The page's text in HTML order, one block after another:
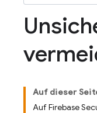
Auf dieser
Auf Firebase